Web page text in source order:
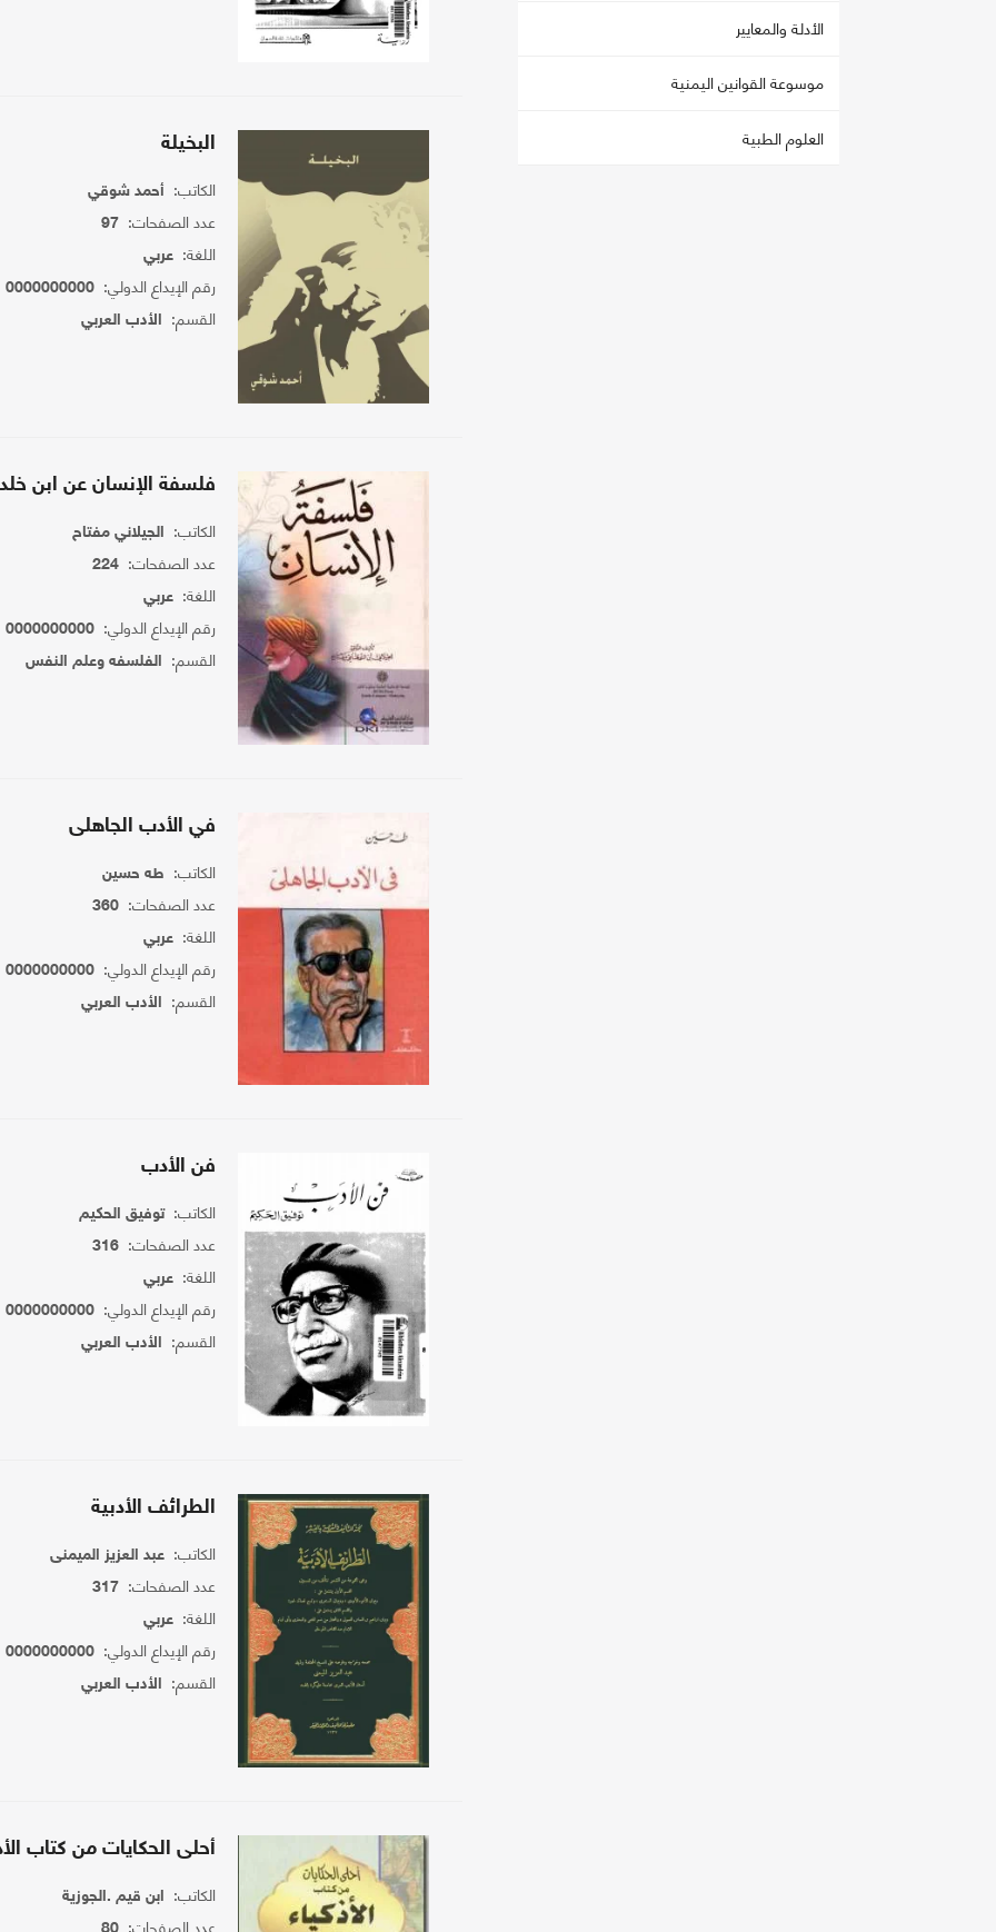
الأدلة والمعايير
موسوعة القوانين اليمنية
العلوم الطبية
البخيلة
الكاتب: أحمد شوقي
عدد الصفحات:97
اللغة:عربي
رقم الإيداع الدولي:0000000000
القسم: الأدب العربي
فلسفة الإنسان عن ابن
الكاتب: الجيلاني مفتاح
عدد الصفحات:224
اللغة:عربي
رقم الإيداع الدولي:0000000000
القسم: الفلسفه وعلم النفس
في الأدب الجاهلى
الكاتب: طه حسين
عدد الصفحات:360
اللغة:عربي
رقم الإيداع الدولي:0000000000
القسم: الأدب العربي
فن الأدب
الكاتب:توفيق الحكيم
عدد الصفحات:316
اللغة:عربي
رقم الإيداع الدولي:0000000000
القسم: الأدب العربي
الطرائف الأدبية
الكاتب:عبد العزيز الميمنى
عدد الصفحات:317
اللغة:عربي
رقم الإيداع الدولي:0000000000
القسم: الأدب العربي
أحلى الحكايات من كتاب
الكاتب: ابن قيم .الجوزية
عدد الصفحات: